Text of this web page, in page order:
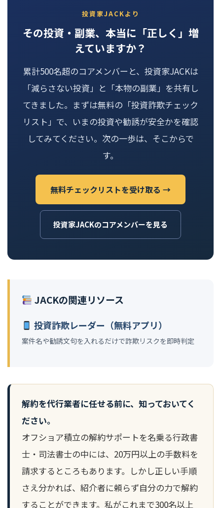
投資家JACKより
その投資・副業、本当に「正しく」増
えていますか？
累計500名超のコアメンバーと、投資家JACKは
「減らさない投資」と「本物の副業」を共有し
てきました。まずは無料の「投資詐欺チェック
リスト」で、いまの投資や勧誘が安全かを確認
してみてください。次の一歩は、そこからで
す。
無料チェックリストを受け取る →
投資家JACKのコアメンバーを見る
JACKの関連リソース
投資詐欺レーダー（無料アプリ）
案件名や勧誘文句を入れるだけで詐欺リスクを即時判定
解約を代行業者に任せる前に、知っておいてく
ださい。
オフショア積立の解約サポートを名乗る行政書
士・司法書士の中には、20万円以上の手数料を
請求するところもあります。しかし正しい手順
さえ分かれば、紹介者に頼らず自分の力で解約
することができます。私がこれまで300名以上